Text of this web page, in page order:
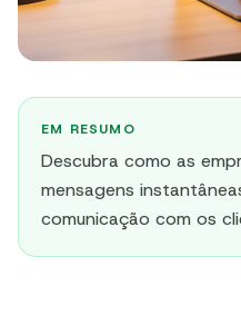
EM RESUMO
Descubra como as
mensagens
comunicação com os